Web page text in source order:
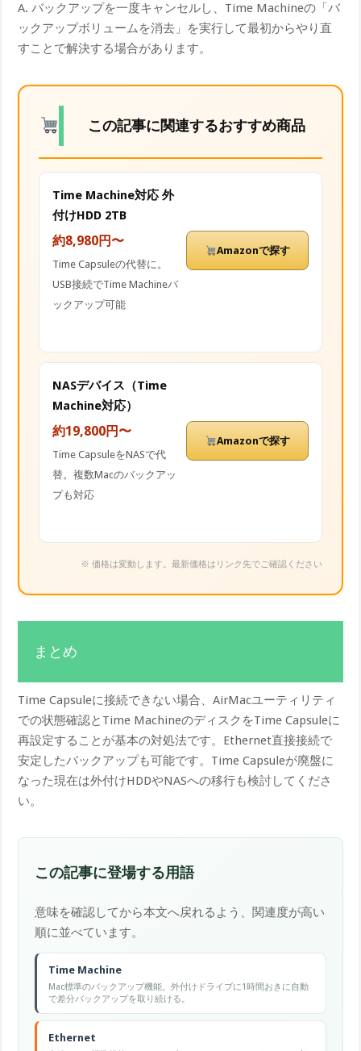
A. バックアップを一度キャンセルし、Time Machineの「バ
ックアップボリュームを消去」を実行して最初からやり直
すことで解決する場合があります。
この記事に関連するおすすめ商品
Time Machine対応 外
付けHDD 2TB
約8,980円〜
Time Capsuleの代替に。
USB接続でTime Machineバ
ックアップ可能
Amazonで探す
NASデバイス（Time
Machine対応）
約19,800円〜
Time CapsuleをNASで代
替。複数Macのバックアッ
プも対応
Amazonで探す
※ 価格は変動します。最新価格はリンク先でご確認ください
まとめ
Time Capsuleに接続できない場合、AirMacユーティリティ
での状態確認とTime MachineのディスクをTime Capsuleに
再設定することが基本の対処法です。Ethernet直接接続で
安定したバックアップも可能です。Time Capsuleが廃盤に
なった現在は外付けHDDやNASへの移行も検討してくださ
い。
この記事に登場する用語
意味を確認してから本文へ戻れるよう、関連度が高い
順に並べています。
Time Machine
Mac標準のバックアップ機能。外付けドライブに1時間おきに自動
で差分バックアップを取り続ける。
Ethernet